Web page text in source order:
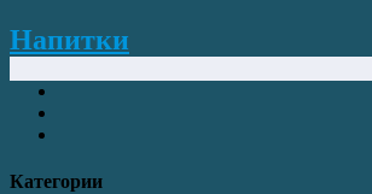
Напитки
Категории